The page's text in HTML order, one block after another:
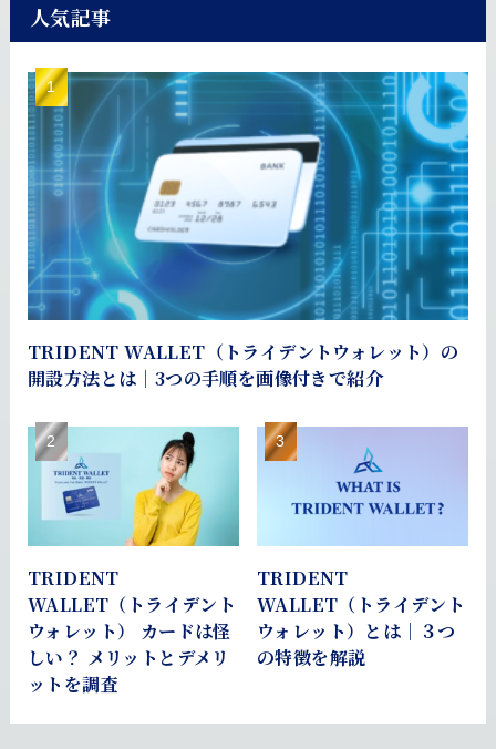
人気記事
TRIDENT WALLET（トライデントウォレット）の
開設方法とは｜3つの手順を画像付きで紹介
TRIDENT
WALLET（トライデント
ウォレット） カードは怪
しい？ メリットとデメリ
ットを調査
TRIDENT
WALLET（トライデント
ウォレット）とは｜３つ
の特徴を解説